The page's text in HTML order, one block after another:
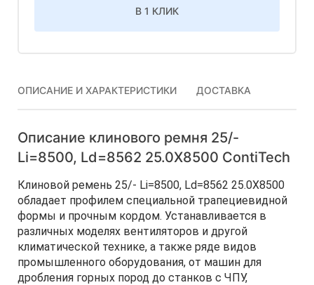
В 1 КЛИК
ОПИСАНИЕ И ХАРАКТЕРИСТИКИ ДОСТАВКА
Описание клинового ремня 25/-
Li=8500, Ld=8562 25.0X8500 ContiTech
Клиновой ремень 25/- Li=8500, Ld=8562 25.0X8500
обладает профилем специальной трапециевидной
формы и прочным кордом. Устанавливается в
различных моделях вентиляторов и другой
климатической технике, а также ряде видов
промышленного оборудования, от машин для
дробления горных пород до станков с ЧПУ,